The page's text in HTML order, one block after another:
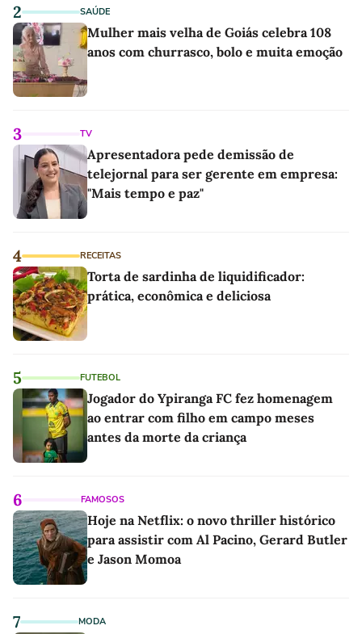
2 SAÚDE
Mulher mais velha de Goiás celebra 108
anos com churrasco, bolo e muita emoção
3 TV
Apresentadora pede demissão de
telejornal para ser gerente em empresa:
"Mais tempo e paz"
4 RECEITAS
Torta de sardinha de liquidificador:
prática, econômica e deliciosa
5 FUTEBOL
Jogador do Ypiranga FC fez homenagem
ao entrar com filho em campo meses
antes da morte da criança
6 FAMOSOS
Hoje na Netflix: o novo thriller histórico
para assistir com Al Pacino, Gerard Butler
e Jason Momoa
7 MODA